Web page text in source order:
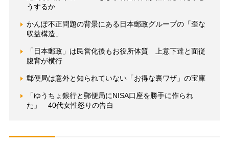
うするか
かんぽ不正問題の背景にある日本郵政グループの「歪な
収益構造」
「日本郵政」は民営化後もお役所体質 上意下達と面従
腹背が横行
郵便局は意外と知られていない「お得な裏ワザ」の宝庫
「ゆうちょ銀行と郵便局にNISA口座を勝手に作られ
た」 40代女性怒りの告白